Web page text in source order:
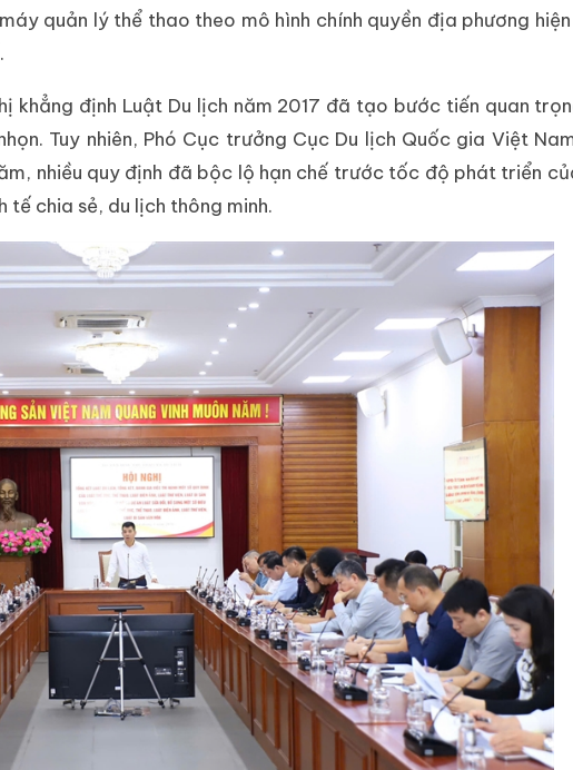
quản lý thể thao theo mô hình chính quyền địa phương hiện
khẳng định Luật Du lịch năm 2017 đã tạo bước tiến quan
Tuy nhiên, Phó Cục trưởng Cục Du lịch Quốc gia Việt
nhiều quy định đã bộc lộ hạn chế trước tốc độ phát triển
tế chia sẻ, du lịch thông minh.